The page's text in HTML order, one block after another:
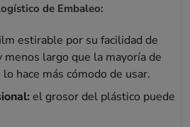
de Embaleo:
estirable por su facilidad de
menos largo que la mayoría de
hace más cómodo de usar.
el grosor del plástico puede